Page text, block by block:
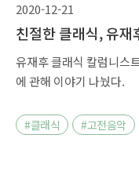
2020-12-21
친절한 클래식, 유재
유재후 클래식 칼럼니스
에 관해 이야기 나눴다.
#클래식 #고전음악